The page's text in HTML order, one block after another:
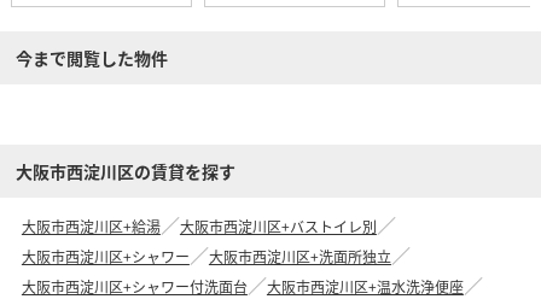
今まで閲覧した物件
大阪市西淀川区の賃貸を探す
大阪市西淀川区+給湯
大阪市西淀川区+バストイレ別
大阪市西淀川区+シャワー
大阪市西淀川区+洗面所独立
大阪市西淀川区+シャワー付洗面台
大阪市西淀川区+温水洗浄便座